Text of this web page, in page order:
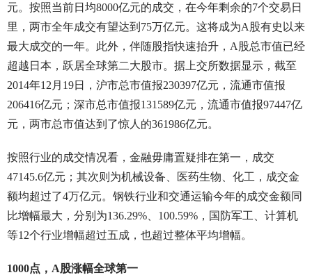
元。按照当前日均8000亿元的成交，在今年剩余的7个交易日
里，两市全年成交有望达到75万亿元。这将成为A股有史以来
最大成交的一年。此外，伴随股指快速抬升，A股总市值已经
超越日本，跃居全球第二大股市。据上交所数据显示，截至
2014年12月19日，沪市总市值报230397亿元，流通市值报
206416亿元；深市总市值报131589亿元，流通市值报97447亿
元，两市总市值达到了惊人的361986亿元。
按照行业的成交情况看，金融毋庸置疑排在第一，成交
47145.6亿元；其次则为机械设备、医药生物、化工，成交金
额均超过了4万亿元。钢铁行业和交通运输今年的成交金额同
比增幅最大，分别为136.29%、100.59%，国防军工、计算机
等12个行业增幅超过五成，也超过整体平均增幅。
1000点，A股涨幅全球第一